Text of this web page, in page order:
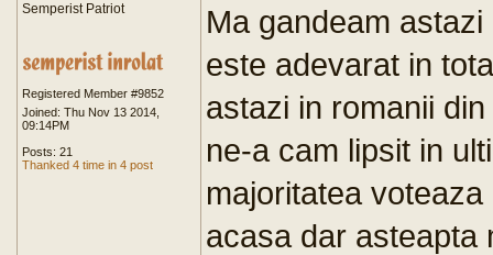
Semperist Patriot
Registered Member #9852
Joined: Thu Nov 13 2014,
09:14PM
Posts: 21
Thanked 4 time in 4 post
Ma gandeam
este adevarat in
astazi in romanii
ne-a cam lipsit in
majoritatea
acasa dar asteapta